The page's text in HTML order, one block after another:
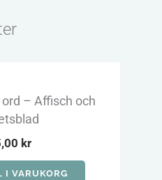
– Affisch och
kr
I VARUKORG